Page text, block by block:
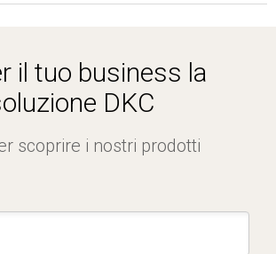
il tuo business la
DKC
scoprire i nostri prodotti